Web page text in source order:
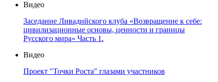
Видео
Заседание Ливадийского клуба «Возвращение к себе:
цивилизационные основы, ценности и границы
Русского мира» Часть 1.
Видео
Проект "Точки Роста" глазами участников